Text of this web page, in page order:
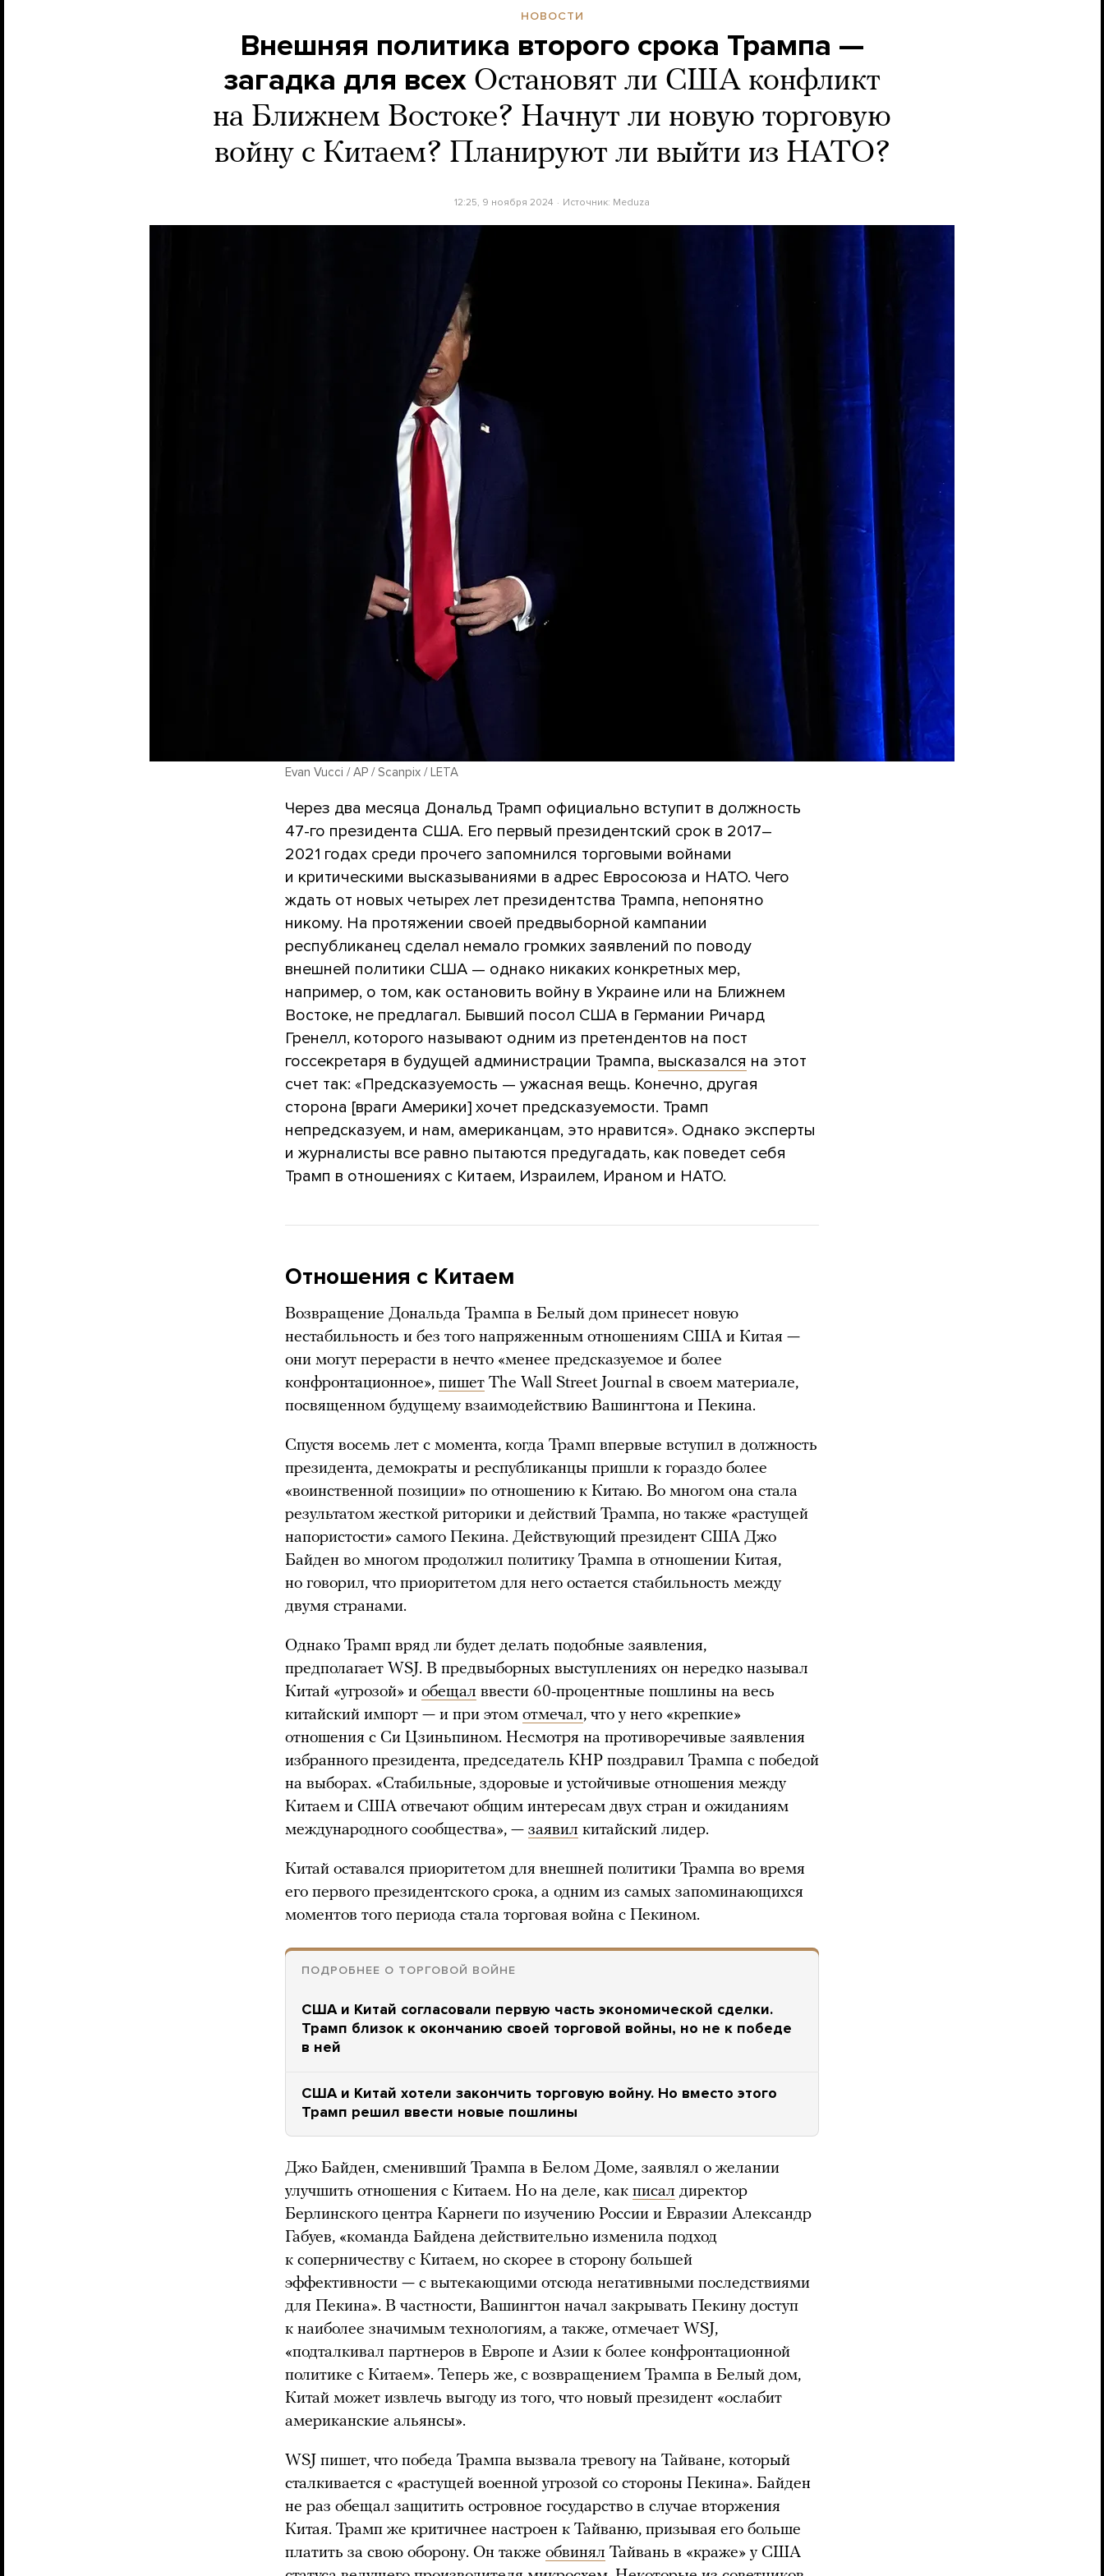
НОВОСТИ
Внешняя политика второго срока Трампа —
загадка для всех Остановят ли США конфликт
на Ближнем Востоке? Начнут ли новую торговую
войну с Китаем? Планируют ли выйти из НАТО?
12:25, 9 ноября 2024 Источник: Meduza
Evan Vucci / AP / Scanpix / LETA
Через два месяца Дональд Трамп официально вступит в должность
47-го президента США. Его первый президентский срок в 2017–
2021 годах среди прочего запомнился торговыми войнами
и критическими высказываниями в адрес Евросоюза и НАТО. Чего
ждать от новых четырех лет президентства Трампа, непонятно
никому. На протяжении своей предвыборной кампании
республиканец сделал немало громких заявлений по поводу
внешней политики США — однако никаких конкретных мер,
например, о том, как остановить войну в Украине или на Ближнем
Востоке, не предлагал. Бывший посол США в Германии Ричард
Гренелл, которого называют одним из претендентов на пост
госсекретаря в будущей администрации Трампа, высказался на этот
счет так: «Предсказуемость — ужасная вещь. Конечно, другая
сторона [враги Америки] хочет предсказуемости. Трамп
непредсказуем, и нам, американцам, это нравится». Однако эксперты
и журналисты все равно пытаются предугадать, как поведет себя
Трамп в отношениях с Китаем, Израилем, Ираном и НАТО.
Отношения с Китаем
Возвращение Дональда Трампа в Белый дом принесет новую
нестабильность и без того напряженным отношениям США и Китая —
они могут перерасти в нечто «менее предсказуемое и более
конфронтационное», пишет The Wall Street Journal в своем материале,
посвященном будущему взаимодействию Вашингтона и Пекина.
Спустя восемь лет с момента, когда Трамп впервые вступил в должность
президента, демократы и республиканцы пришли к гораздо более
«воинственной позиции» по отношению к Китаю. Во многом она стала
результатом жесткой риторики и действий Трампа, но также «растущей
напористости» самого Пекина. Действующий президент США Джо
Байден во многом продолжил политику Трампа в отношении Китая,
но говорил, что приоритетом для него остается стабильность между
двумя странами.
Однако Трамп вряд ли будет делать подобные заявления,
предполагает WSJ. В предвыборных выступлениях он нередко называл
Китай «угрозой» и обещал ввести 60-процентные пошлины на весь
китайский импорт — и при этом отмечал, что у него «крепкие»
отношения с Си Цзиньпином. Несмотря на противоречивые заявления
избранного президента, председатель КНР поздравил Трампа с победой
на выборах. «Стабильные, здоровые и устойчивые отношения между
Китаем и США отвечают общим интересам двух стран и ожиданиям
международного сообщества», — заявил китайский лидер.
Китай оставался приоритетом для внешней политики Трампа во время
его первого президентского срока, а одним из самых запоминающихся
моментов того периода стала торговая война с Пекином.
ПОДРОБНЕЕ О ТОРГОВОЙ ВОЙНЕ
США и Китай согласовали первую часть экономической сделки.
Трамп близок к окончанию своей торговой войны, но не к победе
в ней
США и Китай хотели закончить торговую войну. Но вместо этого
Трамп решил ввести новые пошлины
Джо Байден, сменивший Трампа в Белом Доме, заявлял о желании
улучшить отношения с Китаем. Но на деле, как писал директор
Берлинского центра Карнеги по изучению России и Евразии Александр
Габуев, «команда Байдена действительно изменила подход
к соперничеству с Китаем, но скорее в сторону большей
эффективности — с вытекающими отсюда негативными последствиями
для Пекина». В частности, Вашингтон начал закрывать Пекину доступ
к наиболее значимым технологиям, а также, отмечает WSJ,
«подталкивал партнеров в Европе и Азии к более конфронтационной
политике с Китаем». Теперь же, с возвращением Трампа в Белый дом,
Китай может извлечь выгоду из того, что новый президент «ослабит
американские альянсы».
WSJ пишет, что победа Трампа вызвала тревогу на Тайване, который
сталкивается с «растущей военной угрозой со стороны Пекина». Байден
не раз обещал защитить островное государство в случае вторжения
Китая. Трамп же критичнее настроен к Тайваню, призывая его больше
платить за свою оборону. Он также обвинял Тайвань в «краже» у США